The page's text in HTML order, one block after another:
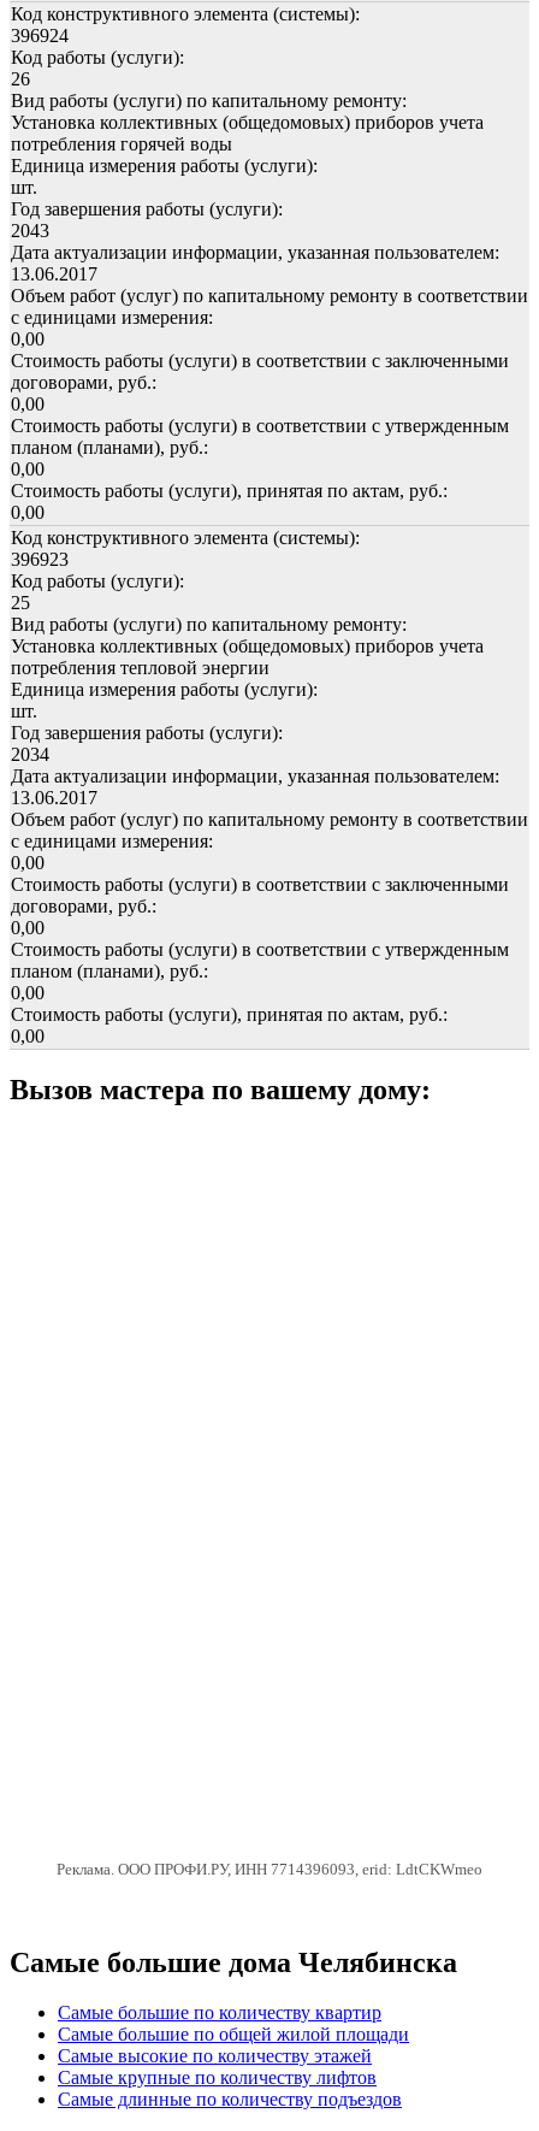
Код конструктивного элемента (системы):
396924
Код работы (услуги):
26
Вид работы (услуги) по капитальному ремонту:
Установка коллективных (общедомовых) приборов учета
потребления горячей воды
Единица измерения работы (услуги):
шт.
Год завершения работы (услуги):
2043
Дата актуализации информации, указанная пользователем:
13.06.2017
Объем работ (услуг) по капитальному ремонту в соответствии
с единицами измерения:
0,00
Стоимость работы (услуги) в соответствии с заключенными
договорами, руб.:
0,00
Стоимость работы (услуги) в соответствии с утвержденным
планом (планами), руб.:
0,00
Стоимость работы (услуги), принятая по актам, руб.:
0,00
Код конструктивного элемента (системы):
396923
Код работы (услуги):
25
Вид работы (услуги) по капитальному ремонту:
Установка коллективных (общедомовых) приборов учета
потребления тепловой энергии
Единица измерения работы (услуги):
шт.
Год завершения работы (услуги):
2034
Дата актуализации информации, указанная пользователем:
13.06.2017
Объем работ (услуг) по капитальному ремонту в соответствии
с единицами измерения:
0,00
Стоимость работы (услуги) в соответствии с заключенными
договорами, руб.:
0,00
Стоимость работы (услуги) в соответствии с утвержденным
планом (планами), руб.:
0,00
Стоимость работы (услуги), принятая по актам, руб.:
0,00
Вызов мастера по вашему дому:
Реклама. ООО ПРОФИ.РУ, ИНН 7714396093, erid: LdtCKWmeo
Самые большие дома Челябинска
Самые большие по количеству квартир
Самые большие по общей жилой площади
Самые высокие по количеству этажей
Самые крупные по количеству лифтов
Самые длинные по количеству подъездов